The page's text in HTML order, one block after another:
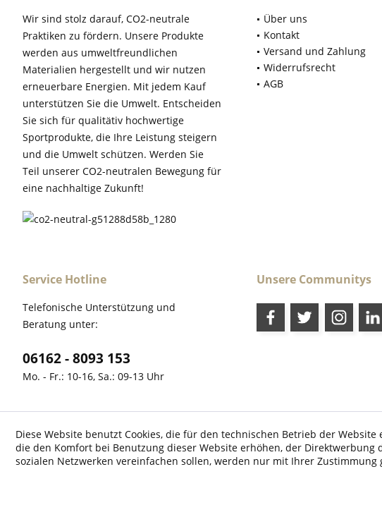
Wir sind stolz darauf, CO2-neutrale
Praktiken zu fördern. Unsere Produkte
werden aus umweltfreundlichen
Materialien hergestellt und wir nutzen
erneuerbare Energien. Mit jedem Kauf
unterstützen Sie die Umwelt. Entscheiden
Sie sich für qualitätiv hochwertige
Sportprodukte, die Ihre Leistung steigern
und die Umwelt schützen. Werden Sie
Teil unserer CO2-neutralen Bewegung für
eine nachhaltige Zukunft!
Über uns
Kontakt
Versand und Zahlung
Widerrufsrecht
AGB
Service Hotline
Telefonische Unterstützung und
Beratung unter:
06162 - 8093 153
Mo. - Fr.: 10-16, Sa.: 09-13 Uhr
Unsere Communitys
* Alle Preise inkl. gesetzl.
© 2026
Diese Website benutzt Cookies, die für den technischen Betrieb der
die den Komfort bei Benutzung dieser Website erhöhen, der
sozialen Netzwerken vereinfachen sollen, werden nur mit Ihrer Zustimmung